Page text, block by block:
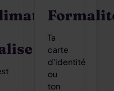
Ta
carte
d'identité
ou
ton